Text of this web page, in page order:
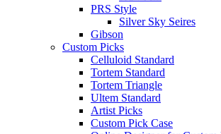
PRS Style
Silver Sky Seires
Gibson
Custom Picks
Celluloid Standard
Tortem Standard
Tortem Triangle
Ultem Standard
Artist Picks
Custom Pick Case